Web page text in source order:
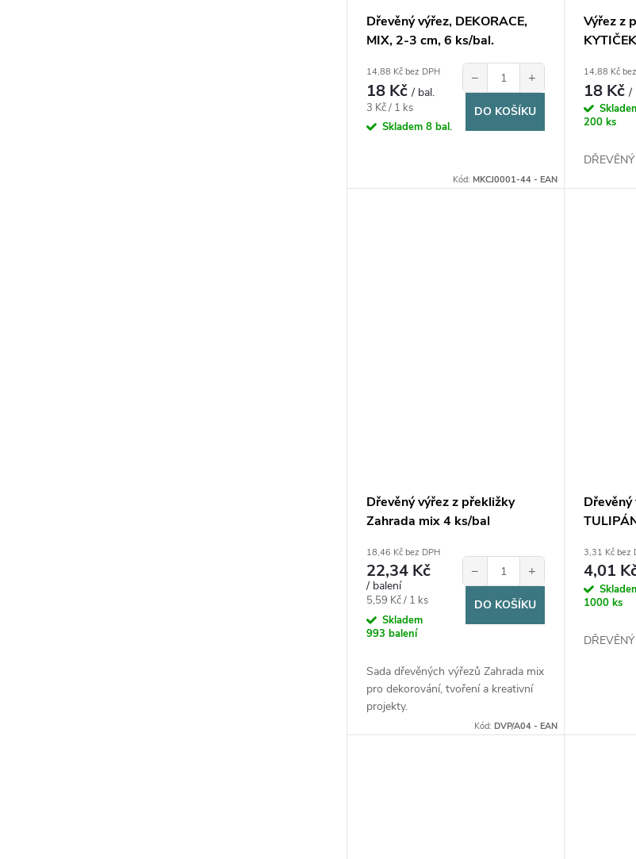
ů
Dřevěný výřez, DEKORACE,
MIX, 2-3 cm, 6 ks/bal.
14,88 Kč bez DPH
18 Kč/ bal.
Měrná
cena:
3 Kč / 1 ks
Skladem 8 bal.
− +
DO KOŠÍKU
Kód: MKCJ0001-44 - EAN
Výřez z
14,88 Kč
18 Kč/
200 ks
Dřevěný výřez z překližky
Zahrada mix 4 ks/bal
18,46 Kč bez DPH
22,34 Kč
/ balení
Měrná
cena:
5,59 Kč / 1 ks
Skladem
993 balení
− +
DO KOŠÍKU
Sada dřevěných výřezů Zahrada mix
pro dekorování, tvoření a kreativní
projekty.
Kód:DVP/A04 - EAN
3,31 Kč bez
4,01
1000 ks